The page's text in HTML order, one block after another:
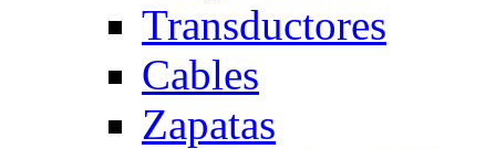
Transductores
Cables
Zapatas